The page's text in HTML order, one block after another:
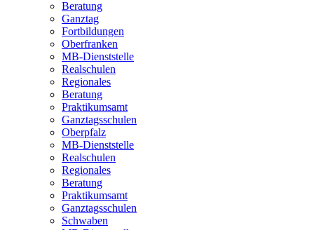
Beratung
Ganztag
Fortbildungen
Oberfranken
MB-Dienststelle
Realschulen
Regionales
Beratung
Praktikumsamt
Ganztagsschulen
Oberpfalz
MB-Dienststelle
Realschulen
Regionales
Beratung
Praktikumsamt
Ganztagsschulen
Schwaben